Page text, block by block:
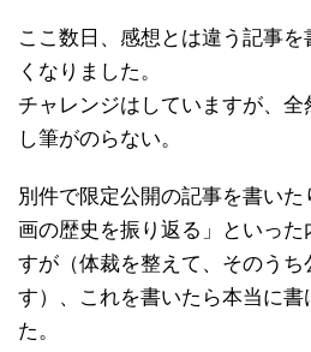
ここ数日、感想とは違う記事
くなりました。
チャレンジはしていますが、
し筆がのらない。
別件で限定公開の記事を書い
画の歴史を振り返る」といっ
すが（体裁を整えて、そのうち
す）、これを書いたら本当に書
た。